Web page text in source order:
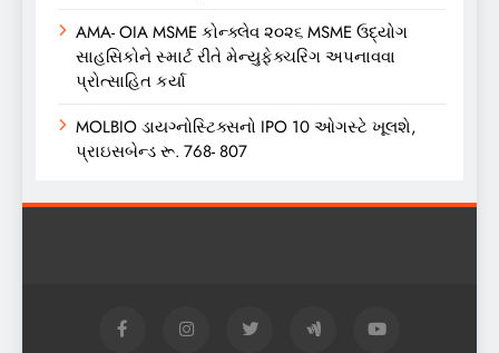
AMA- OIA MSME કોન્ક્લેવ ૨૦૨૬ MSME ઉદ્યોગ
સાહસિકોને સ્માર્ટ રીતે મેન્યુફેક્ચરિંગ અપનાવવા
પ્રોત્સાહિત કર્યા
MOLBIO ડાયગ્નોસ્ટિક્સનો IPO 10 ઓગસ્ટે ખૂલશે,
પ્રાઇસબેન્ડ રૂ. 768- 807